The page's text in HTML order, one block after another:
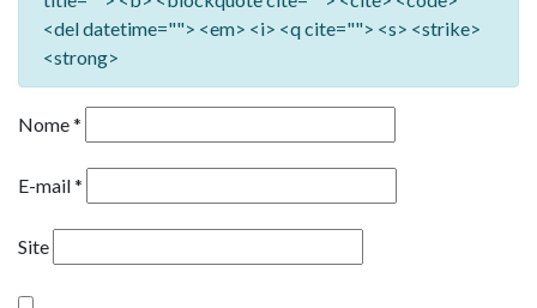
<del datetime=""> <em> <i> <q cite=""> <s> <strike>
<strong>
Nome*
E-mail*
Site